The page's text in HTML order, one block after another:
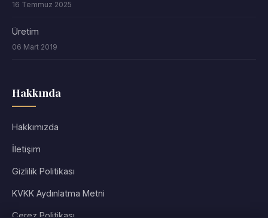
16 Temmuz 2025
Üretim
06 Mart 2019
Hakkında
Hakkımızda
İletişim
Gizlilik Politikası
KVKK Aydınlatma Metni
Çerez Politikası